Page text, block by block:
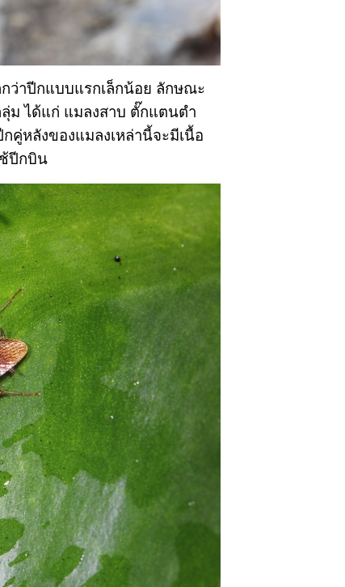
ว่าปีกแบบแรกเล็กน้อย ลักษณะ
ม ได้แก่ แมลงสาบ ตั๊กแตนตำ
หลังของแมลงเหล่านี้จะมีเนื้อ
ปีกบิน